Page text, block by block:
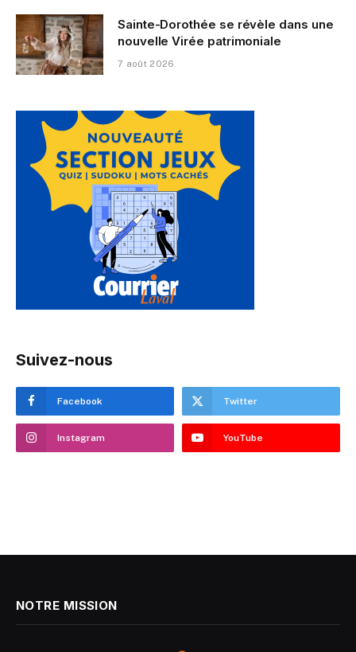
Sainte-Dorothée se révèle dans une
nouvelle Virée patrimoniale
7 août 2026
Suivez-nous
Facebook Twitter
Instagram YouTube
NOTRE MISSION